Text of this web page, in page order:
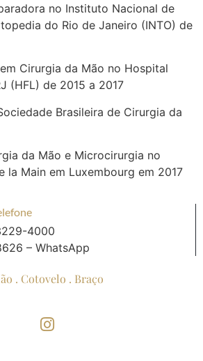
no Instituto Nacional de
do Rio de Janeiro (INTO) de
Cirurgia da Mão no Hospital
(HFL) de 2015 a 2017
Brasileira de Cirurgia da
da Mão e Microcirurgia no
la Main em Luxembourg em 2017
4000
– WhatsApp
. Cotovelo . Braço